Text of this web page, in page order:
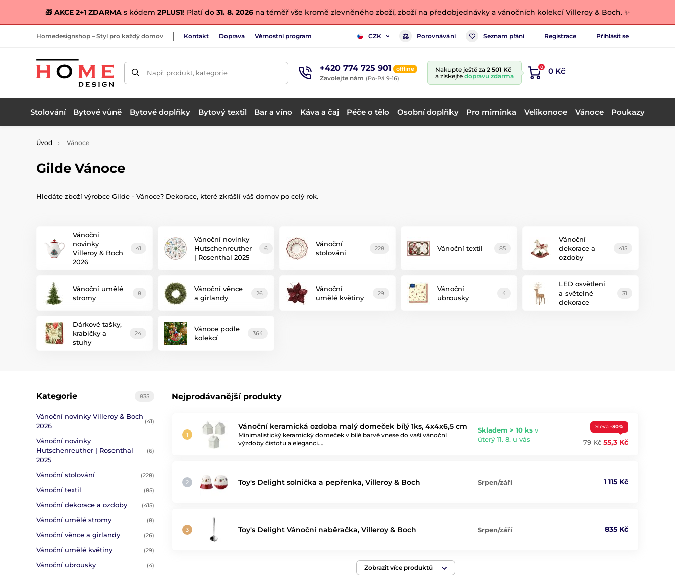
🎁 AKCE 2+1 ZDARMAs kódem 2PLUS1! Platí do31. 8. 2026na téměř vše kromě zlevněného zboží, zboží na předobjednávky a vánočních kolekcí Villeroy & Boch. ✨
Homedesignshop – Styl pro každý domov Kontakt Doprava Věrnostní program CZK Porovnávání Seznam přání Registrace Přihlásit se
Např. produkt, kategorie +420 774 725 901 offline
Zavolejte nám (Po-Pá 9-16)
Nakupte ještě za 2 501 Kč
a získejte dopravu zdarma
0 0 Kč
Stolování Bytové vůně Bytové doplňky Bytový textil Bar a víno Káva a čaj Péče o tělo Osobní doplňky Pro miminka Velikonoce Vánoce Poukazy
Úvod Vánoce
Gilde Vánoce
Hledáte zboží výrobce Gilde - Vánoce? Dekorace, které zkrášlí váš domov po celý rok.
Vánoční
novinky
Villeroy & Boch
2026
41
Vánoční novinky
Hutschenreuther
| Rosenthal 2025
6
Vánoční
stolování
228 Vánoční textil 85
Vánoční
dekorace a
ozdoby
415
Vánoční umělé
stromy
8
Vánoční věnce
a girlandy
26
Vánoční
umělé květiny
29
Vánoční
ubrousky
4
LED osvětlení
a světelné
dekorace
31
Dárkové tašky,
krabičky a
stuhy
24
Vánoce podle
kolekcí
364
Nejprodávanější produkty
Vánoční keramická ozdoba malý domeček bílý 1ks, 4x4x6,5 cm
Minimalistický keramický domeček v bílé barvě vnese do vaší vánoční
výzdoby čistotu a eleganci.…
Skladem > 10 ks v
úterý 11. 8. u vás
Sleva -30%
79 Kč 55,3 Kč
Toy's Delight solnička a pepřenka, Villeroy & Boch Srpen/září 1 115 Kč
Toy's Delight Vánoční naběračka, Villeroy & Boch Srpen/září 835 Kč
Zobrazit více produktů
835
Kategorie
Vánoční novinky Villeroy & Boch
2026
(41)
Vánoční novinky
Hutschenreuther | Rosenthal
2025
(6)
Vánoční stolování (228)
Vánoční textil (85)
Vánoční dekorace a ozdoby (415)
Vánoční umělé stromy (8)
Vánoční věnce a girlandy (26)
Vánoční umělé květiny (29)
Vánoční ubrousky (4)